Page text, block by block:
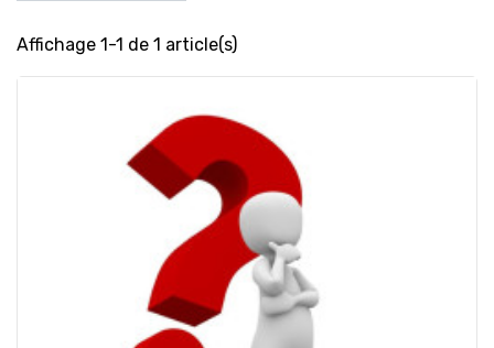
Affichage 1-1 de 1 article(s)